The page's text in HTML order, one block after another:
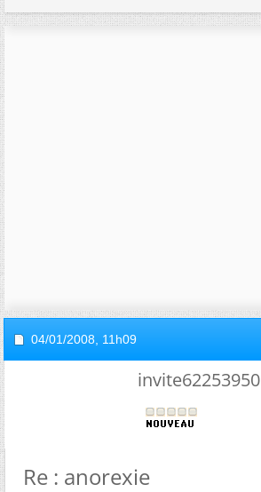
04/01/2008, 11h09
invite62253950
Re : anorexie